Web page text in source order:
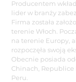
Producentem
lider w branży
Firma została
terenie Włoch.
na terenie Europy,
rozpoczęła swoją
Obecnie posiada
Chinach,
Peru.